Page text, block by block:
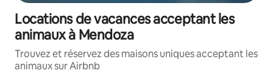
Locations de vacances acceptant les
animaux à Mendoza
Trouvez et réservez des maisons uniques acceptant les
animaux sur Airbnb